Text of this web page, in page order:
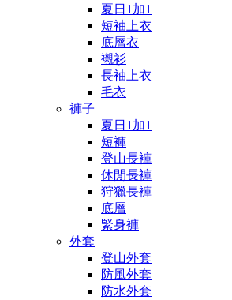
夏日1加1
短袖上衣
底層衣
襯衫
長袖上衣
毛衣
褲子
夏日1加1
短褲
登山長褲
休閒長褲
狩獵長褲
底層
緊身褲
外套
登山外套
防風外套
防水外套